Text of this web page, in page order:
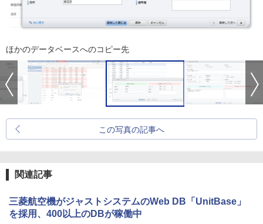
ほかのデータベースへのコピー先
この写真の記事へ
関連記事
三菱航空機がジャストシステムのWeb DB「UnitBase」
を採用、400以上のDBが稼働中